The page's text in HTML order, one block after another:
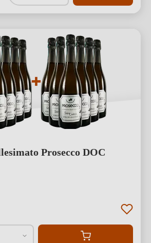
Prosecco DOC
von 5 von 5 Sternen